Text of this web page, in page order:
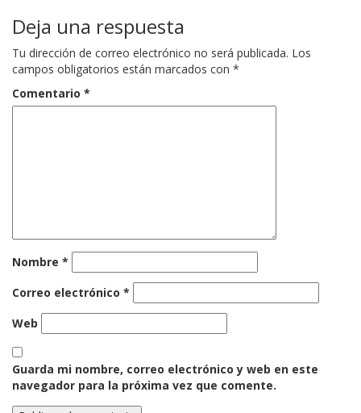
Deja una respuesta
Tu dirección de correo electrónico no será publicada. Los
campos obligatorios están marcados con *
Comentario *
Nombre *
Correo electrónico *
Web
Guarda mi nombre, correo electrónico y web en este
navegador para la próxima vez que comente.